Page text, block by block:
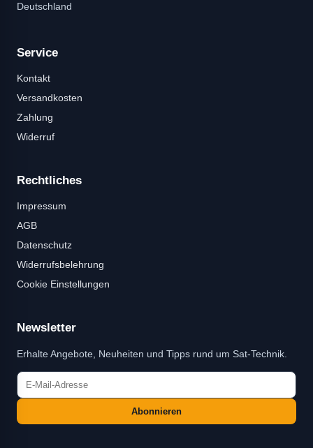
Deutschland
Service
Kontakt
Versandkosten
Zahlung
Widerruf
Rechtliches
Impressum
AGB
Datenschutz
Widerrufsbelehrung
Cookie Einstellungen
Newsletter
Erhalte Angebote, Neuheiten und Tipps rund um Sat-Technik.
Abonnieren